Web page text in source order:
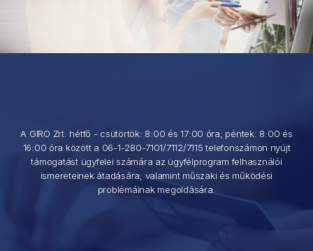
A GIRO Zrt. hétfő - csütörtök: 8:00 és 17:00 óra, péntek: 8:00 és
16:00 óra között a 06-1-280-7101/7112/7115 telefonszámon nyújt
támogatást ügyfelei számára az ügyfélprogram felhasználói
ismereteinek átadására, valamint műszaki és működési
problémáinak megoldására.